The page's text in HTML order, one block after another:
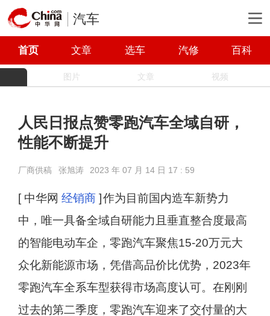
汽车
首页 文章 选车 汽修 百科
图片 文章 视频
人民日报点赞零跑汽车全域自研，
性能不断提升
厂商供稿 张旭涛 2023 年 07 月 14 日 17 : 59
[ 中华网 经销商] 作为目前国内造车新势力
中，唯一具备全域自研能力且垂直整合度最高
的智能电动车企，零跑汽车聚焦15-20万元大
众化新能源市场，凭借高品价比优势，2023年
零跑汽车全系车型获得市场高度认可。在刚刚
过去的第二季度，零跑汽车迎来了交付量的大